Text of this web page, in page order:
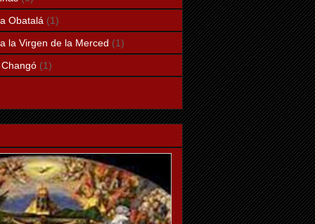
Obatalá (1)
la Virgen de la Merced (1)
(1)